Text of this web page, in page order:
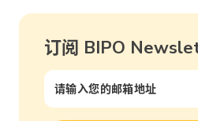
订阅 BIPO